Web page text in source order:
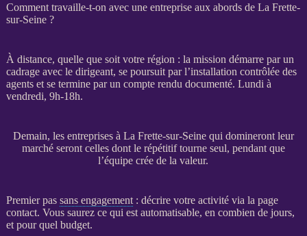
Comment travaille-t-on avec une entreprise aux abords de La Frette-
sur-Seine ?
À distance, quelle que soit votre région : la mission démarre par un
cadrageavec le dirigeant, se poursuit par l’installation contrôlée des
agentset se termine par un compte rendu documenté. Lundi à
vendredi, 9h-18h.
Demain, les entreprises à La Frette-sur-Seine qui domineront leur
marché seront celles dont le répétitif tourne seul, pendant que
l’équipe crée de la valeur.
Premier pas sans engagement: décrire votre activité via la page
contact. Vous saurez ce qui est automatisable, en combien de jours,
et pour quel budget.